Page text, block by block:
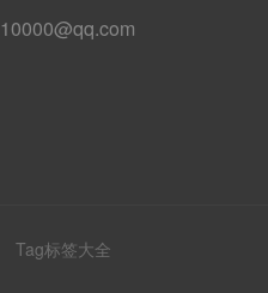
10000@qq.com
Tag标签大全